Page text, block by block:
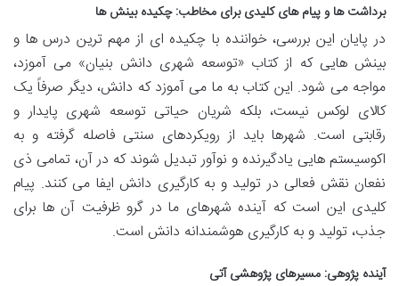
برداشت ها و پیام های کلیدی برای مخاطب: چکیده بینش ها
در پایان این بررسی، خواننده با چکیده ای از مهم ترین درس ها و
بینش هایی که از کتاب «توسعه شهری دانش بنیان» می آموزد،
مواجه می شود. این کتاب به ما می آموزد که دانش، دیگر صرفاً یک
کالای لوکس نیست، بلکه شریان حیاتی توسعه شهری پایدار و
رقابتی است. شهرها باید از رویکردهای سنتی فاصله گرفته و به
اکوسیستم هایی یادگیرنده و نوآور تبدیل شوند که در آن، تمامی ذی
نفعان نقش فعالی در تولید و به کارگیری دانش ایفا می کنند. پیام
کلیدی این است که آینده شهرهای ما در گرو ظرفیت آن ها برای
جذب، تولید و به کارگیری هوشمندانه دانش است.
آینده پژوهی: مسیرهای پژوهشی آتی